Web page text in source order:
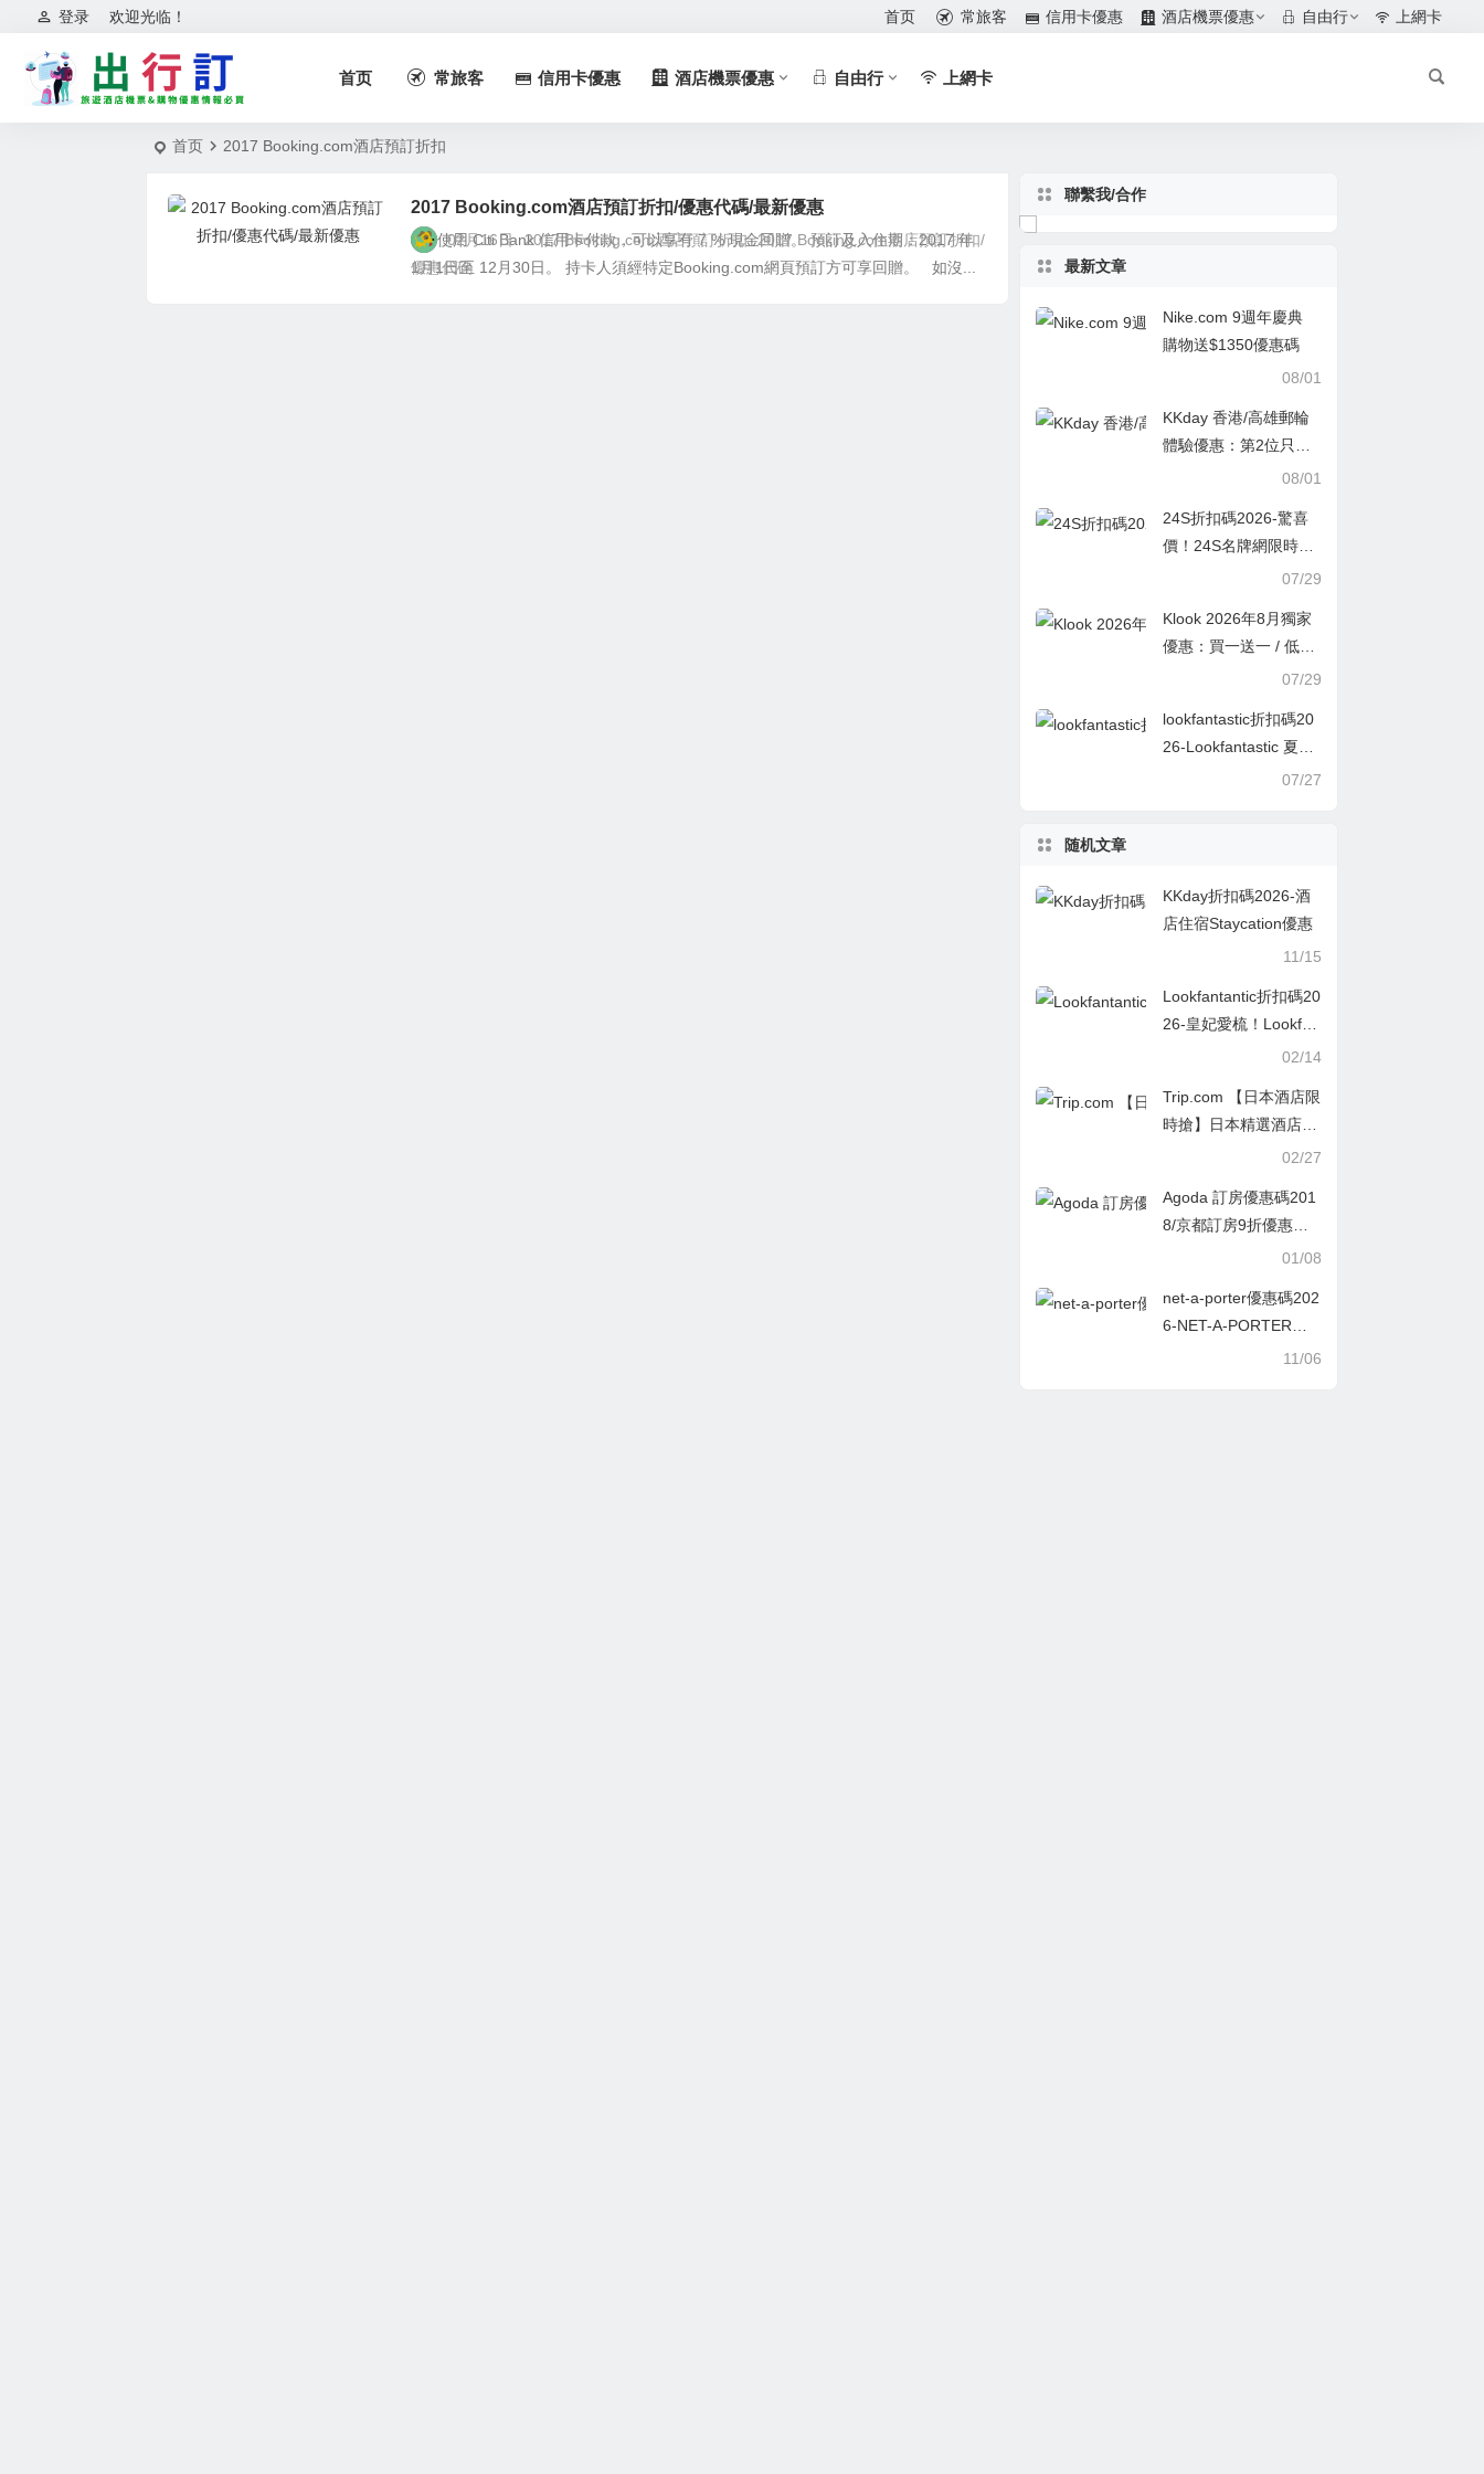
欢迎光临！
登录 首页 常旅客 信用卡優惠 酒店機票優惠 自由行 上網卡
首页 常旅客 信用卡優惠 酒店機票優惠 自由行 上網卡
首页 2017 Booking.com酒店預訂折扣
2017 Booking.com酒店預訂折扣/優惠代碼/最新優惠
1. 使用 Citi Bank 信用卡付款，可以享有 7 % 現金回贈。 預訂及入住期：2017 年
1月1日至 12月30日。 持卡人須經特定Booking.com網頁預訂方可享回贈。 如沒...
02月16日 2017 Booking.com酒店預訂折扣 2017 Booking.com酒店預訂折扣/
優惠代碼
聯繫我/合作
最新文章
Nike.com 9週年慶典
購物送$1350優惠碼
08/01
KKday 香港/高雄郵輪
體驗優惠：第2位只需
08/01
24S折扣碼2026-驚喜
價！24S名牌網限時9
折！Louis Vuitton 精選
72折！
07/29
Klook 2026年8月獨家
優惠：買一送一 / 低至
07/29
lookfantastic折扣碼20
26-Lookfantastic 夏日
優惠低至65折優惠碼
07/27
随机文章
KKday折扣碼2026-酒
店住宿Staycation優惠
11/15
Lookfantantic折扣碼20
26-皇妃愛梳！Lookfan
tantic網購Tangle Teez
$58入手！
02/14
Trip.com 【日本酒店限
時搶】日本精選酒店低
02/27
Agoda 訂房優惠碼201
8/京都訂房9折優惠碼
懶人包95折優惠碼01/08
net-a-porter優惠碼202
6-NET-A-PORTER雙
十一優惠！限時精選78
11/06